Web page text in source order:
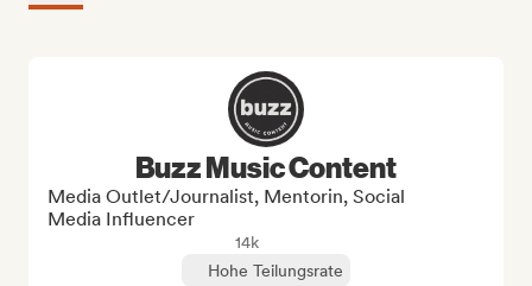
Buzz Music Content
Media Outlet/Journalist, Mentorin, Social
Media Influencer
14k
Hohe Teilungsrate